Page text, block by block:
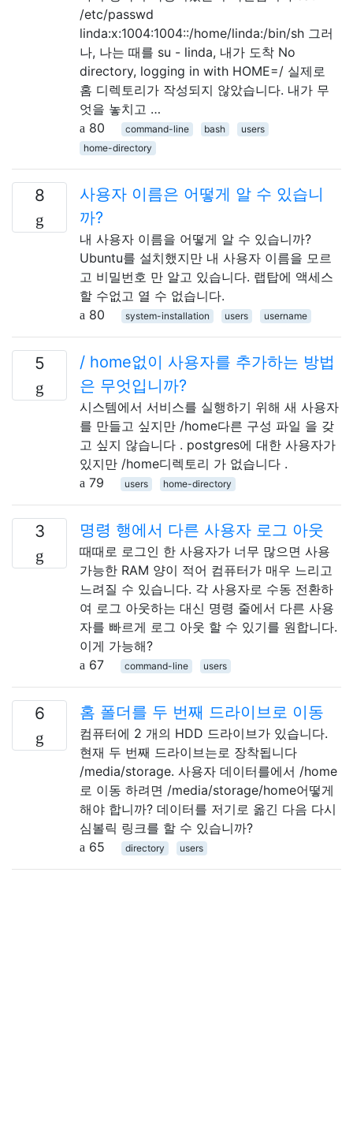
/etc/passwd
linda:x:1004:1004::/home/linda:/bin/sh 그러
나, 나는 때를 su - linda, 내가 도착 No
directory, logging in with HOME=/ 실제로
홈 디렉토리가 작성되지 않았습니다. 내가 무
엇을 놓치고 …
80
command-line bash
users
home-directory
8
사용자 이름은 어떻게 알 수 있습니
까?
내 사용자 이름을 어떻게 알 수 있습니까?
Ubuntu를 설치했지만 내 사용자 이름을 모르
고 비밀번호 만 알고 있습니다. 랩탑에 액세스
할 수없고 열 수 없습니다.
80
system-installation users username
5
/ home없이 사용자를 추가하는 방법
은 무엇입니까?
시스템에서 서비스를 실행하기 위해 새 사용자
를 만들고 싶지만 /home다른 구성 파일 을 갖
고 싶지 않습니다 . postgres에 대한 사용자가
있지만 /home디렉토리 가 없습니다 .
79
users home-directory
3 명령 행에서 다른 사용자 로그 아웃
때때로 로그인 한 사용자가 너무 많으면 사용
가능한 RAM 양이 적어 컴퓨터가 매우 느리고
느려질 수 있습니다. 각 사용자로 수동 전환하
여 로그 아웃하는 대신 명령 줄에서 다른 사용
자를 빠르게 로그 아웃 할 수 있기를 원합니다.
이게 가능해?
67
command-line users
6 홈 폴더를 두 번째 드라이브로 이동
컴퓨터에 2 개의 HDD 드라이브가 있습니다.
현재 두 번째 드라이브는로 장착됩니다
/media/storage. 사용자 데이터를에서 /home
로 이동 하려면 /media/storage/home어떻게
해야 합니까? 데이터를 저기로 옮긴 다음 다시
심볼릭 링크를 할 수 있습니까?
65
directory users